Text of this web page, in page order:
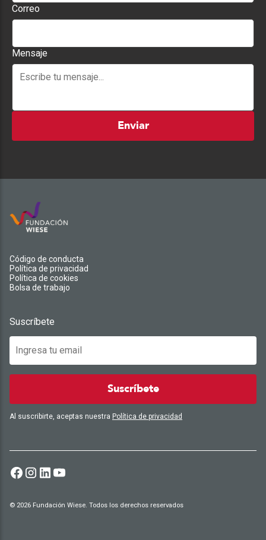
Correo
Mensaje
Enviar
Código de conducta
Política de privacidad
Política de cookies
Bolsa de trabajo
Suscríbete
Suscríbete
Al suscribirte, aceptas nuestra Política de privacidad
© 2026 Fundación Wiese. Todos los derechos reservados